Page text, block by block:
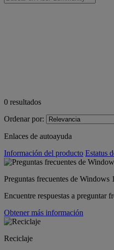
0 resultados
Ordenar por:
Enlaces de autoayuda
Información del producto Estatus
Preguntas frecuentes de Windows
Encuentre respuestas a preguntar
Obtener más información
Reciclaje